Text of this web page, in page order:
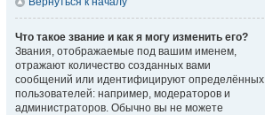
Что такое звание и как я могу изменить его?
Звания, отображаемые под вашим именем,
отражают количество созданных вами
сообщений или идентифицируют определённых
пользователей: например, модераторов и
администраторов. Обычно вы не можете